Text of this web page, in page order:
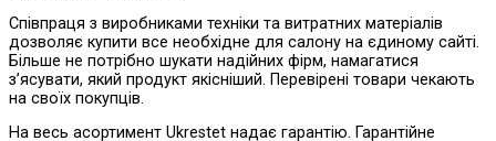
Співпраця з виробниками техніки та витратних матеріалів
дозволяє купити все необхідне для салону на єдиному сайті.
Більше не потрібно шукати надійних фірм, намагатися
з’ясувати, який продукт якісніший. Перевірені товари чекають
на своїх покупців.
На весь асортимент Ukrestet надає гарантію. Гарантійне